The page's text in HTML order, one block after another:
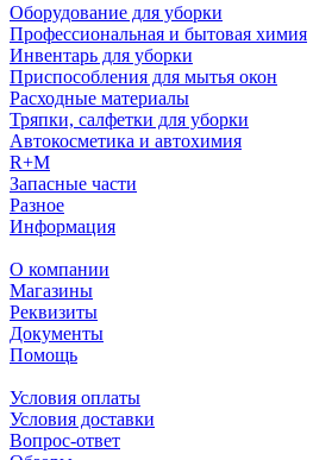
Оборудование для уборки
Профессиональная и бытовая химия
Инвентарь для уборки
Приспособления для мытья окон
Расходные материалы
Тряпки, салфетки для уборки
Автокосметика и автохимия
R+M
Запасные части
Разное
Информация
О компании
Магазины
Реквизиты
Документы
Помощь
Условия оплаты
Условия доставки
Вопрос-ответ